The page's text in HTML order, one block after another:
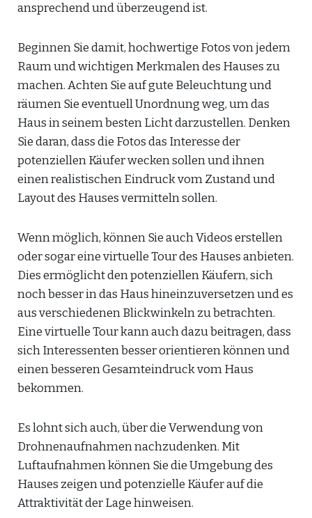
ansprechend und überzeugend ist.
Beginnen Sie damit, hochwertige Fotos von jedem
Raum und wichtigen Merkmalen des Hauses zu
machen. Achten Sie auf gute Beleuchtung und
räumen Sie eventuell Unordnung weg, um das
Haus in seinem besten Licht darzustellen. Denken
Sie daran, dass die Fotos das Interesse der
potenziellen Käufer wecken sollen und ihnen
einen realistischen Eindruck vom Zustand und
Layout des Hauses vermitteln sollen.
Wenn möglich, können Sie auch Videos erstellen
oder sogar eine virtuelle Tour des Hauses anbieten.
Dies ermöglicht den potenziellen Käufern, sich
noch besser in das Haus hineinzuversetzen und es
aus verschiedenen Blickwinkeln zu betrachten.
Eine virtuelle Tour kann auch dazu beitragen, dass
sich Interessenten besser orientieren können und
einen besseren Gesamteindruck vom Haus
bekommen.
Es lohnt sich auch, über die Verwendung von
Drohnenaufnahmen nachzudenken. Mit
Luftaufnahmen können Sie die Umgebung des
Hauses zeigen und potenzielle Käufer auf die
Attraktivität der Lage hinweisen.